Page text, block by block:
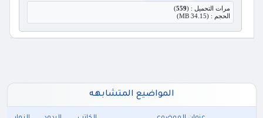
مرات التحميل : (559
)
الحجم : (34.15 MB)
المواضيع المتشابهه